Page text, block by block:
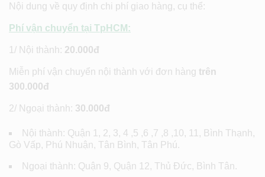
Nội dung về quy định chi phí giao hàng, cụ thể:
Phí vận chuyển tại TpHCM:
1/ Nội thành: 20.000đ
Miễn phí vận chuyển nội thành với đơn hàng trên
300.000đ
2/ Ngoại thành: 30.000đ
Nội thành: Quận 1, 2, 3, 4 ,5 ,6 ,7 ,8 ,10, 11, Bình Thạnh,
Gò Vấp, Phú Nhuận, Tân Bình, Tân Phú.
Ngoại thành: Quận 9, Quận 12, Thủ Đức, Bình Tân.